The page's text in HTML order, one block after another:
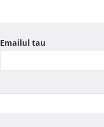
Emailul tau